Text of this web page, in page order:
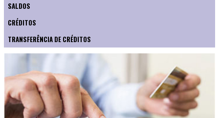
SALDOS
CRÉDITOS
TRANSFERÊNCIA DE CRÉDITOS